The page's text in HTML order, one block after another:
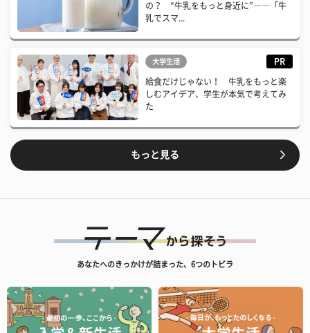
の？ “牛乳をもっと身近に”――「牛
乳でスマ...
大学生活 PR
給食だけじゃない！ 牛乳をもっと楽
しむアイデア、学生が本気で考えてみ
た
もっと見る
あなたへのきっかけが詰まった、6つのトビラ